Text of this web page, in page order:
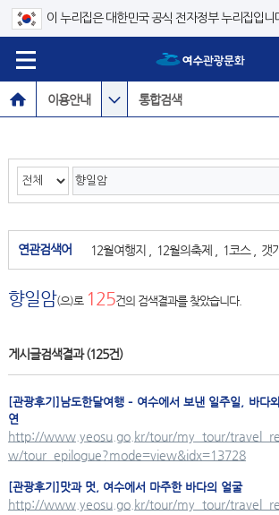
이 누리집은 대한민국 공식 전자정부 누리집입니
이용안내 통합검색
연관검색어 12월여행지 12월의축제 1코스, 갯
향일암(으)로 125건의 검색결과를 찾았습니다.
게시글검색결과(125건)
[관광후기]남도한달여행 – 여수에서 보낸 일주일, 바다
연
http://www.yeosu.go.kr/tour/my_tour/
w/tour_epilogue?mode=view&idx=13728
[관광후기]맛과 멋, 여수에서 마주한 바다의 얼굴
http://www.yeosu.go.kr/tour/my_tour/